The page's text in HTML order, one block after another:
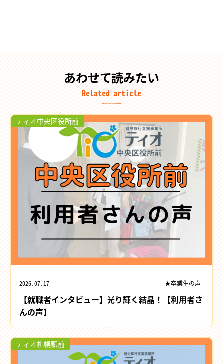
あわせて読みたい
Related article
ティオ中央区役所前
2026.07.17 ★卒業生の声
【就職者インタビュー】光り輝く結晶！【利用者さ
んの声】
ティオ札幌駅前